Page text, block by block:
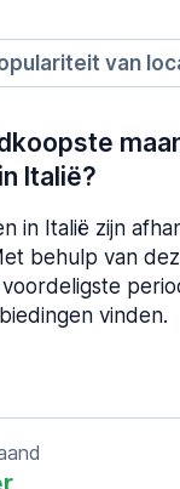
van
Italië?
in Italië zijn
behulp van
vinden.